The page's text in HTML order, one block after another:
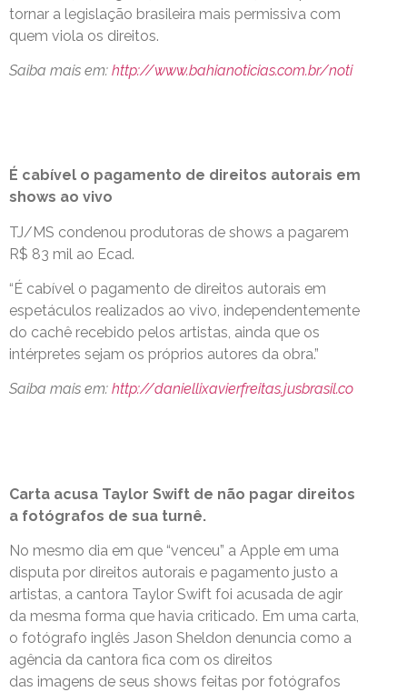
tornar a legislação brasileira mais permissiva com
quem viola os direitos.
Saiba mais em: http://www.bahianoticias.com.br/noti
É cabível o pagamento de direitos autorais em
shows ao vivo
TJ/MS condenou produtoras de shows a pagarem
R$ 83 mil ao Ecad.
“É cabível o pagamento de direitos autorais em
espetáculos realizados ao vivo, independentemente
do cachê recebido pelos artistas, ainda que os
intérpretes sejam os próprios autores da obra.”
Saiba mais em: http://daniellixavierfreitas.jusbrasil.co
Carta acusa Taylor Swift de não pagar direitos
a fotógrafos de sua turnê.
No mesmo dia em que “venceu” a Apple em uma
disputa por direitos autorais e pagamento justo a
artistas, a cantora Taylor Swift foi acusada de agir
da mesma forma que havia criticado. Em uma carta,
o fotógrafo inglês Jason Sheldon denuncia como a
agência da cantora fica com os direitos
das imagens de seus shows feitas por fotógrafos